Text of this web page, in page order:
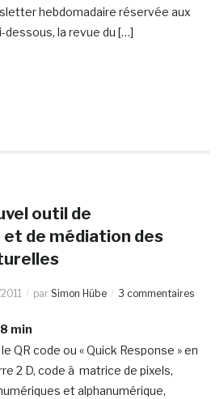
hebdomadaire réservée aux
la revue du […]
outil de
de médiation des
par Simon Hübe 3 commentaires
8 min
QR code ou « Quick Response » en
2 D, code à matrice de pixels,
et alphanumérique,